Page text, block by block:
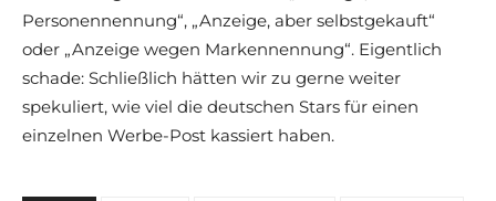
Personennennung“, „Anzeige, aber selbstgekauft“
oder „Anzeige wegen Markennennung“. Eigentlich
schade: Schließlich hätten wir zu gerne weiter
spekuliert, wie viel die deutschen Stars für einen
einzelnen Werbe-Post kassiert haben.